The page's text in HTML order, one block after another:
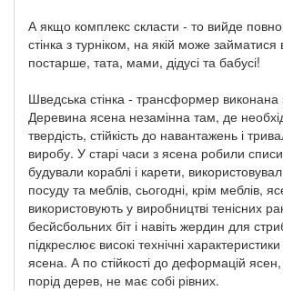
А якщо комплекс скласти - то вийде
стінка з турніком, на якій може займатися
постарше, тата, мами, дідусі та бабусі!
Шведська стінка - трансформер виконана
Деревина ясена незамінна там, де
твердість, стійкість до навантажень і
виробу. У старі часи з ясена робили
будували кораблі і карети,
посуду та меблів, сьогодні, крім меблів,
використовують у виробництві тенісних
бесйсбольних біт і навіть жердин для
підкреслює високі технічні характеристики
ясена. А по стійкості до деформацій
порід дерев, не має собі рівних.